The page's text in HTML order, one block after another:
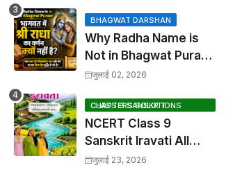
Translation &
Solutions
BHAGWAT DARSHAN
Why Radha Name is
Not in Bhagwat Puran:
भागवत में श्री राधा का वर्णन क्यों
जुलाई 02, 2026
CLASS 9 SANSKRIT CHAPTERS SOLUTIONS
NCERT Class 9
Sanskrit Iravati All
Chapters, Hindi
जुलाई 23, 2026